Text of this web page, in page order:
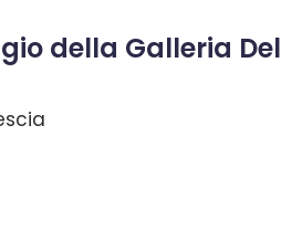
della Galleria Del